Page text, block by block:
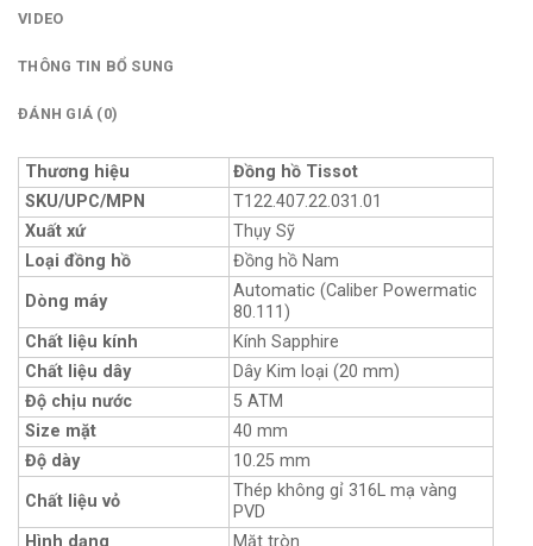
VIDEO
THÔNG TIN BỔ SUNG
ĐÁNH GIÁ (0)
Thương hiệu
Đồng hồ Tissot
SKU/UPC/MPN
T122.407.22.031.01
Xuất xứ
Thụy Sỹ
Loại đồng hồ
Đồng hồ Nam
Dòng máy
Automatic (Caliber Powermatic
80.111)
Chất liệu kính
Kính Sapphire
Chất liệu dây
Dây Kim loại (20 mm)
Độ chịu nước
5 ATM
Size mặt
40 mm
Độ dày
10.25 mm
Chất liệu vỏ
Thép không gỉ 316L mạ vàng
PVD
Hình dạng
Mặt tròn